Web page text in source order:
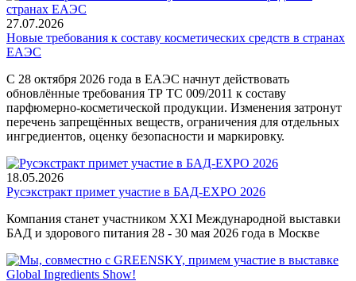
27.07.2026
Новые требования к составу косметических средств в странах
ЕАЭС
С 28 октября 2026 года в ЕАЭС начнут действовать
обновлённые требования ТР ТС 009/2011 к составу
парфюмерно-косметической продукции. Изменения затронут
перечень запрещённых веществ, ограничения для отдельных
ингредиентов, оценку безопасности и маркировку.
18.05.2026
Русэкстракт примет участие в БАД-EXPO 2026
Компания станет участником XXI Международной выставки
БАД и здорового питания 28 - 30 мая 2026 года в Москве